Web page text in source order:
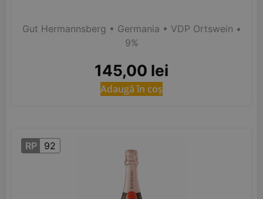
Gut Hermannsberg • Germania • VDP Ortswein •
9%
145,00 lei
Adaugă în coș
RP 92